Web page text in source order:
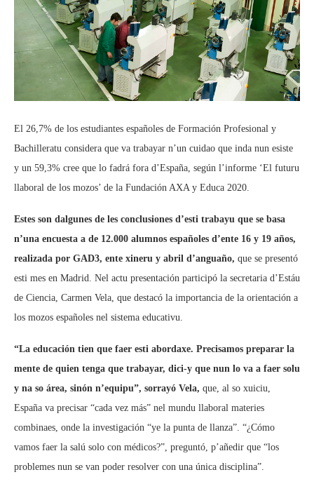
El 26,7% de los estudiantes españoles de Formación Profesional y
Bachilleratu considera que va trabayar n’un cuidao que inda nun esiste
y un 59,3% cree que lo fadrá fora d’España, según l’informe ‘El futuru
llaboral de los mozos’ de la Fundación AXA y Educa 2020.
Estes son dalgunes de les conclusiones d’esti trabayu que se basa
n’una encuesta a de 12.000 alumnos españoles d’ente 16 y 19 años,
realizada por GAD3, ente xineru y abril d’anguaño, que se presentó
esti mes en Madrid. Nel actu presentación participó la secretaria d’Estáu
de Ciencia, Carmen Vela, que destacó la importancia de la orientación a
los mozos españoles nel sistema educativu.
“La educación tien que faer esti abordaxe. Precisamos preparar la
mente de quien tenga que trabayar, dici-y que nun lo va a faer solu
y na so área, sinón n’equipu”, sorrayó Vela, que, al so xuiciu,
España va precisar “cada vez más” nel mundu llaboral materies
combinaes, onde la investigación “ye la punta de llanza”. “¿Cómo
vamos faer la salú solo con médicos?”, preguntó, p’añedir que “los
problemes nun se van poder resolver con una única disciplina”.